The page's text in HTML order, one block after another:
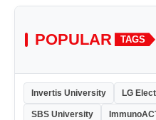
POPULAR TAGS
Invertis University LG
SBS University